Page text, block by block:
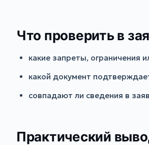
Что проверить в
какие запреты, ограничения
какой документ
совпадают ли сведения в
Практический